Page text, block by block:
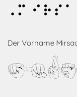
Der Vorname